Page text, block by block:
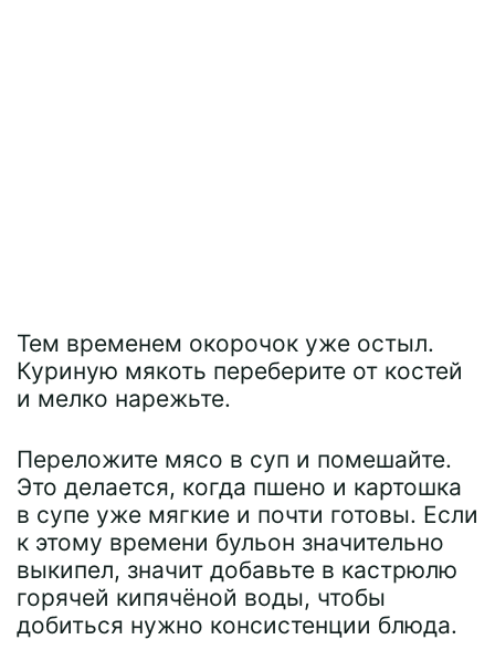
Тем временем окорочок уже остыл.
Куриную мякоть переберите от костей
и мелко нарежьте.
Переложите мясо в суп и помешайте.
Это делается, когда пшено и картошка
в супе уже мягкие и почти готовы. Если
к этому времени бульон значительно
выкипел, значит добавьте в кастрюлю
горячей кипячёной воды, чтобы
добиться нужно консистенции блюда.